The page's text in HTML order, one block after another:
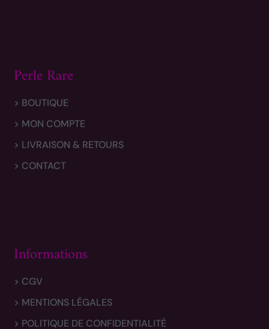
Perle Rare
> BOUTIQUE
> MON COMPTE
> LIVRAISON & RETOURS
> CONTACT
Informations
> CGV
> MENTIONS LÉGALES
> POLITIQUE DE CONFIDENTIALITÉ